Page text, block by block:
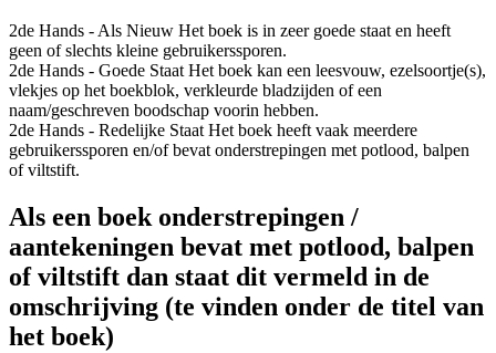
2de Hands - Als Nieuw Het boek is in zeer goede staat en heeft
geen of slechts kleine gebruikerssporen.
2de Hands - Goede Staat Het boek kan een leesvouw, ezelsoortje(s),
vlekjes op het boekblok, verkleurde bladzijden of een
naam/geschreven boodschap voorin hebben.
2de Hands - Redelijke Staat Het boek heeft vaak meerdere
gebruikerssporen en/of bevat onderstrepingen met potlood, balpen
of viltstift.
Als een boek onderstrepingen /
aantekeningen bevat met potlood, balpen
of viltstift dan staat dit vermeld in de
omschrijving (te vinden onder de titel van
het boek)